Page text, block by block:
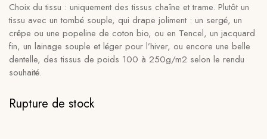
Choix du tissu : uniquement des tissus chaîne et trame. Plutôt un
tissu avec un tombé souple, qui drape joliment : un sergé, un
crêpe ou une popeline de coton bio, ou en Tencel, un jacquard
fin, un lainage souple et léger pour l’hiver, ou encore une belle
dentelle, des tissus de poids 100 à 250g/m2 selon le rendu
souhaité.
Rupture de stock